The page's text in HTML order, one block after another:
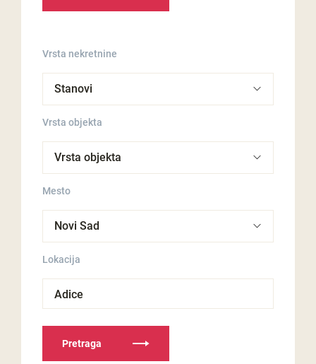
Vrsta nekretnine
Vrsta objekta
Mesto
Lokacija
Adice
Pretraga